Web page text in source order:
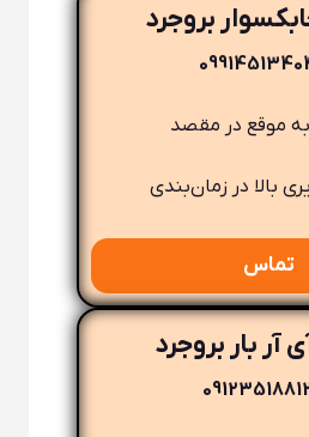
بروجرد
موقع در مقصد
بالا در زمان‌بندی
تماس
آر بار بروجرد